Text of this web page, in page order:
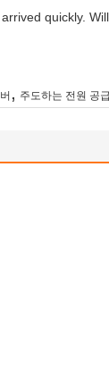
quickly.
, 주도하는 전원 공